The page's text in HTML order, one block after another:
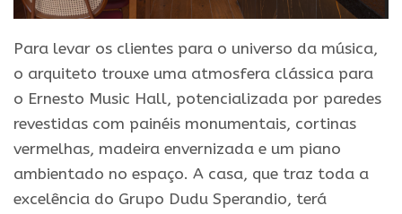
Para levar os clientes para o universo da música,
o arquiteto trouxe uma atmosfera clássica para
o Ernesto Music Hall, potencializada por paredes
revestidas com painéis monumentais, cortinas
vermelhas, madeira envernizada e um piano
ambientado no espaço. A casa, que traz toda a
excelência do Grupo Dudu Sperandio, terá